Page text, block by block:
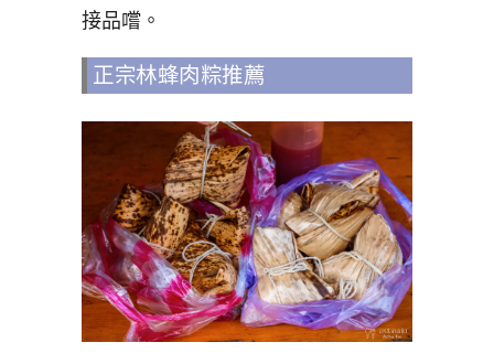
接品嚐。
正宗林蜂肉粽推薦